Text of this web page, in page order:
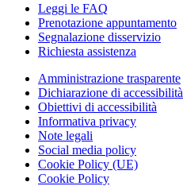
Leggi le FAQ
Prenotazione appuntamento
Segnalazione disservizio
Richiesta assistenza
Amministrazione trasparente
Dichiarazione di accessibilità
Obiettivi di accessibilità
Informativa privacy
Note legali
Social media policy
Cookie Policy (UE)
Cookie Policy